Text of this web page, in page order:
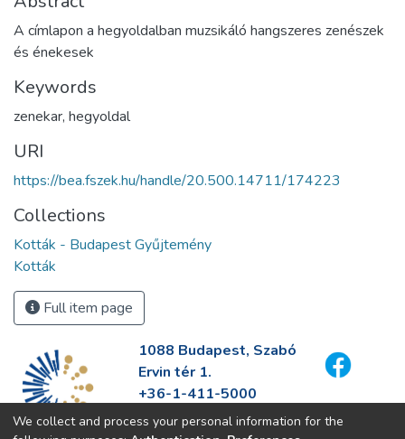
A címlapon a hegyoldalban muzsikáló hangszeres zenészek
és énekesek
Keywords
zenekar, hegyoldal
URI
https://bea.fszek.hu/handle/20.500.14711/174223
Collections
Kották - Budapest Gyűjtemény
Kották
Full item page
1088 Budapest, Szabó
Ervin tér 1.
+36-1-411-5000
info@fszek.hu
We collect and process your personal information for the